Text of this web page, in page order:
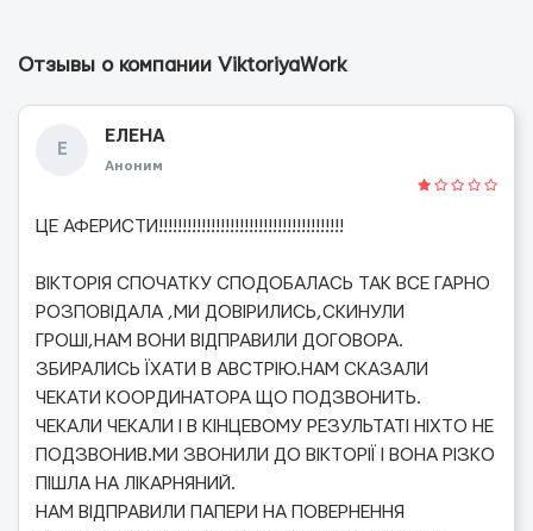
Отзывы о компании ViktoriyaWork
Е
ЕЛЕНА
Аноним
ЦЕ АФЕРИСТИ!!!!!!!!!!!!!!!!!!!!!!!!!!!!!!!!!!!!!!!
ВІКТОРІЯ СПОЧАТКУ СПОДОБАЛАСЬ ТАК ВСЕ ГАРНО
РОЗПОВІДАЛА ,МИ ДОВІРИЛИСЬ,СКИНУЛИ
ГРОШІ,НАМ ВОНИ ВІДПРАВИЛИ ДОГОВОРА.
ЗБИРАЛИСЬ ЇХАТИ В АВСТРІЮ.НАМ СКАЗАЛИ
ЧЕКАТИ КООРДИНАТОРА ЩО ПОДЗВОНИТЬ.
ЧЕКАЛИ ЧЕКАЛИ І В КІНЦЕВОМУ РЕЗУЛЬТАТІ НІХТО НЕ
ПОДЗВОНИВ.МИ ЗВОНИЛИ ДО ВІКТОРІЇ І ВОНА РІЗКО
ПІШЛА НА ЛІКАРНЯНИЙ.
НАМ ВІДПРАВИЛИ ПАПЕРИ НА ПОВЕРНЕННЯ